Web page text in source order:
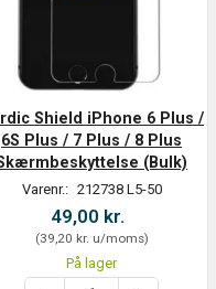
Shield iPhone 6 Plus /
6S Plus / 7 Plus / 8 Plus
(Bulk)
Varenr.: 212738 L5-50
49,00 kr.
(39,20 kr. u/moms)
På lager